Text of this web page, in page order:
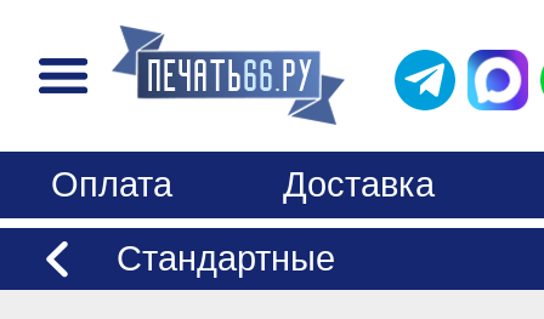
Оплата
Доставка
Стандартные